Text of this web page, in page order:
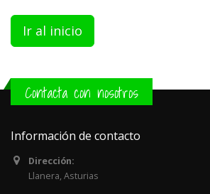
Ir al inicio
Contacta con nosotros
Información de contacto
Dirección:
Llanera, Asturias